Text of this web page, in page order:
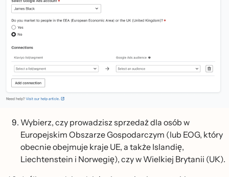
Wybierz, czy prowadzisz sprzedaż dla osób w
Europejskim Obszarze Gospodarczym (lub EOG, który
obecnie obejmuje kraje UE, a także Islandię,
Liechtenstein i Norwegię), czy w Wielkiej Brytanii (UK).